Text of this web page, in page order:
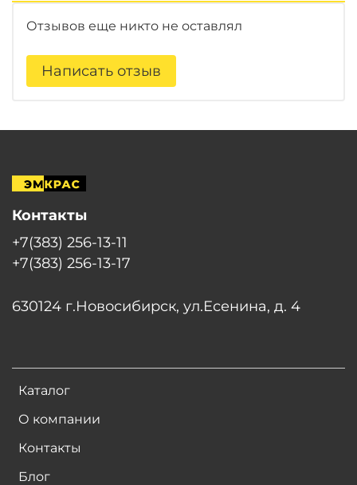
Отзывов еще никто не оставлял
Написать отзыв
Каталог
О компании
Контакты
Блог
Контакты
+7(383) 256-13-11
+7(383) 256-13-17
630124 г.Новосибирск, ул.Есенина, д. 4